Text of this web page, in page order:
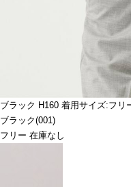
ブラック H160 着用サイズ:フリ
ブラック(001)
フリー 在庫なし